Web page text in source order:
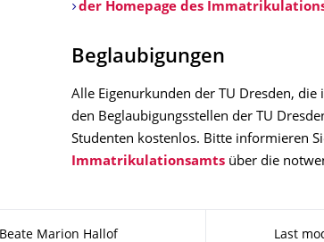
der Homepage des
Beglaubigungen
Alle Eigenurkunden der TU Dresden,
den Beglaubigungsstellen der TU
Studenten kostenlos. Bitte informieren
Immatrikulationsamts über die
Beate Marion Hallof Last